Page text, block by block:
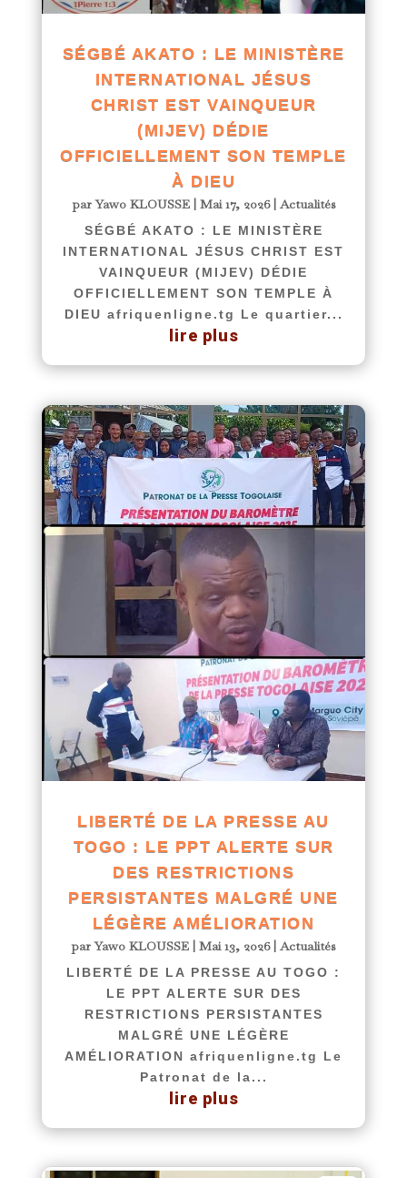
SÉGBÉ AKATO : LE MINISTÈRE
INTERNATIONAL JÉSUS
CHRIST EST VAINQUEUR
(MIJEV) DÉDIE
OFFICIELLEMENT SON TEMPLE
À DIEU
parYawo KLOUSSE| Mai 17, 2026|Actualités
SÉGBÉ AKATO : LE MINISTÈRE
INTERNATIONAL JÉSUS CHRIST EST
VAINQUEUR (MIJEV) DÉDIE
OFFICIELLEMENT SON TEMPLE À
DIEU afriquenligne.tg Le quartier...
lire plus
LIBERTÉ DE LA PRESSE AU
TOGO : LE PPT ALERTE SUR
DES RESTRICTIONS
PERSISTANTES MALGRÉ UNE
LÉGÈRE AMÉLIORATION
parYawo KLOUSSE| Mai 13, 2026|Actualités
LIBERTÉ DE LA PRESSE AU TOGO :
LE PPT ALERTE SUR DES
RESTRICTIONS PERSISTANTES
MALGRÉ UNE LÉGÈRE
AMÉLIORATION afriquenligne.tg Le
Patronat de la...
lire plus